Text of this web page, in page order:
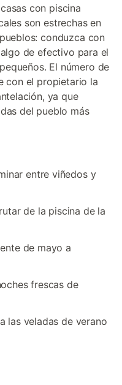
con piscina
son estrechas en
conduzca con
de efectivo para el
El número de
con el propietario la
ya que
del pueblo más
entre viñedos y
de la piscina de la
de mayo a
frescas de
las veladas de verano